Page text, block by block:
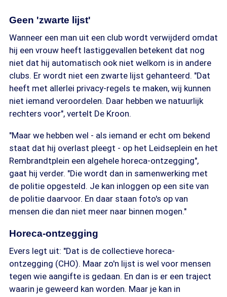
Geen 'zwarte lijst'
Wanneer een man uit een club wordt verwijderd omdat
hij een vrouw heeft lastiggevallen betekent dat nog
niet dat hij automatisch ook niet welkom is in andere
clubs. Er wordt niet een zwarte lijst gehanteerd. "Dat
heeft met allerlei privacy-regels te maken, wij kunnen
niet iemand veroordelen. Daar hebben we natuurlijk
rechters voor", vertelt De Kroon.
"Maar we hebben wel - als iemand er echt om bekend
staat dat hij overlast pleegt - op het Leidseplein en het
Rembrandtplein een algehele horeca-ontzegging",
gaat hij verder. "Die wordt dan in samenwerking met
de politie opgesteld. Je kan inloggen op een site van
de politie daarvoor. En daar staan foto's op van
mensen die dan niet meer naar binnen mogen."
Horeca-ontzegging
Evers legt uit: "Dat is de collectieve horeca-
ontzegging (CHO). Maar zo'n lijst is wel voor mensen
tegen wie aangifte is gedaan. En dan is er een traject
waarin je geweerd kan worden. Maar je kan in